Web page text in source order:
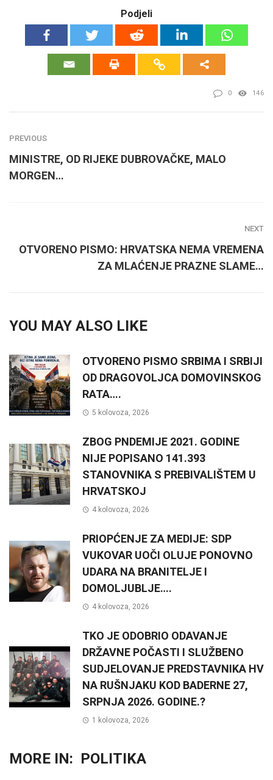
Podjeli
0 146
PREVIOUS
MINISTRE, OD RIJEKE DUBROVAČKE, MALO
MORGEN…
NEXT
OTVORENO PISMO: HRVATSKA NEMA VREMENA
ZA MLAĆENJE PRAZNE SLAME…
YOU MAY ALSO LIKE
OTVORENO PISMO SRBIMA I SRBIJI
OD DRAGOVOLJCA DOMOVINSKOG
RATA….
5 kolovoza, 2026
ZBOG PNDEMIJE 2021. GODINE
NIJE POPISANO 141.393
STANOVNIKA S PREBIVALIŠTEM U
HRVATSKOJ
4 kolovoza, 2026
PRIOPĆENJE ZA MEDIJE: SDP
VUKOVAR UOČI OLUJE PONOVNO
UDARA NA BRANITELJE I
DOMOLJUBLJE….
4 kolovoza, 2026
TKO JE ODOBRIO ODAVANJE
DRŽAVNE POČASTI I SLUŽBENO
SUDJELOVANJE PREDSTAVNIKA HV
NA RUŠNJAKU KOD BADERNE 27,
SRPNJA 2026. GODINE.?
1 kolovoza, 2026
MORE IN: POLITIKA